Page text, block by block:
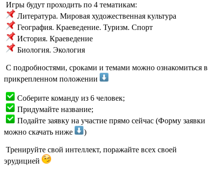
Игры будут проходить по 4 тематикам:
Литература. Мировая художественная культура
География. Краеведение. Туризм. Спорт
История. Краеведение
Биология. Экология
С подробностями, сроками и темами можно ознакомиться в
прикрепленном положении
Соберите команду из 6 человек;
Придумайте название;
Подайте заявку на участие прямо сейчас (Форму заявки
можно скачать ниже
)
Тренируйте свой интеллект, поражайте всех своей
эрудицией